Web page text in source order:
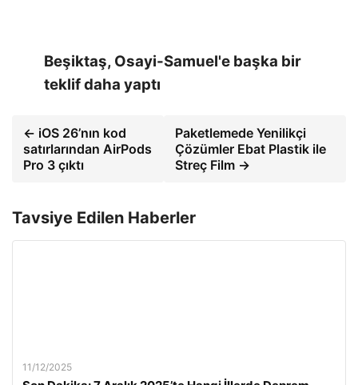
Beşiktaş, Osayi-Samuel'e başka bir
teklif daha yaptı
← iOS 26’nın kod
satırlarından AirPods
Pro 3 çıktı
Paketlemede Yenilikçi
Çözümler Ebat Plastik ile
Streç Film →
Tavsiye Edilen Haberler
11/12/2025